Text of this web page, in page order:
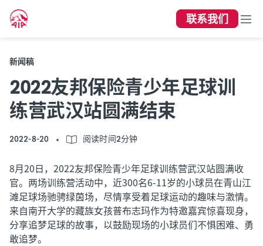
联系我们
新闻稿
2022友邦保险青少年足球训
练营武汉站圆满结束
2022-8-20 阅读时间2分钟
8月20日，2022友邦保险青少年足球训练营武汉站圆满收
官。两场训练营活动中，近300名6-11岁的小球员在青山江
滩足球场驰骋绿茵场，尽情享受着足球运动的趣味与激情。
来自南开大学的藏族女孩普布志玛作为特邀嘉宾惊喜现身，
分享追梦足球的故事，以鼓励现场的小球员们不惧困难、勇
敢追梦。